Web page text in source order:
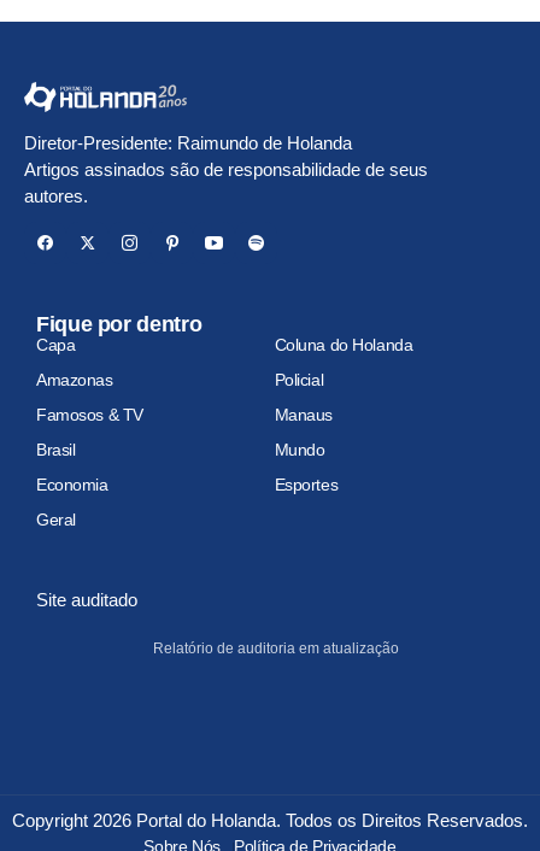
Diretor-Presidente: Raimundo de Holanda
Artigos assinados são de responsabilidade de seus
autores.
Fique por dentro
Capa
Coluna do Holanda
Amazonas
Policial
Famosos & TV
Manaus
Brasil
Mundo
Economia
Esportes
Geral
Site auditado
Relatório de auditoria em atualização
Copyright 2026 Portal do Holanda. Todos os Direitos Reservados.
Sobre Nós Política de Privacidade